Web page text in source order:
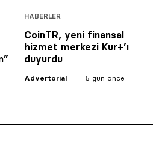
HABERLER
CoinTR, yeni finansal
hizmet merkezi Kur+’ı
duyurdu
Advertorial 5 gün önce